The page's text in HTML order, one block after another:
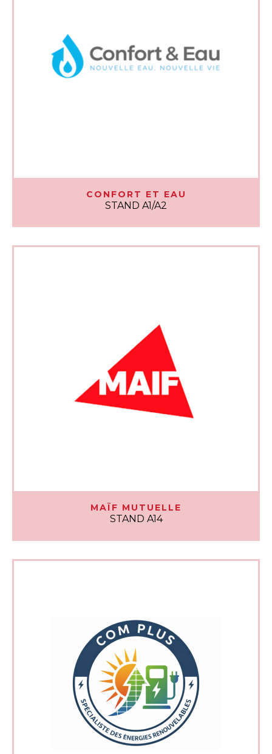
CONFORT ET EAU
STAND A1/A2
MAÏF MUTUELLE
STAND A14